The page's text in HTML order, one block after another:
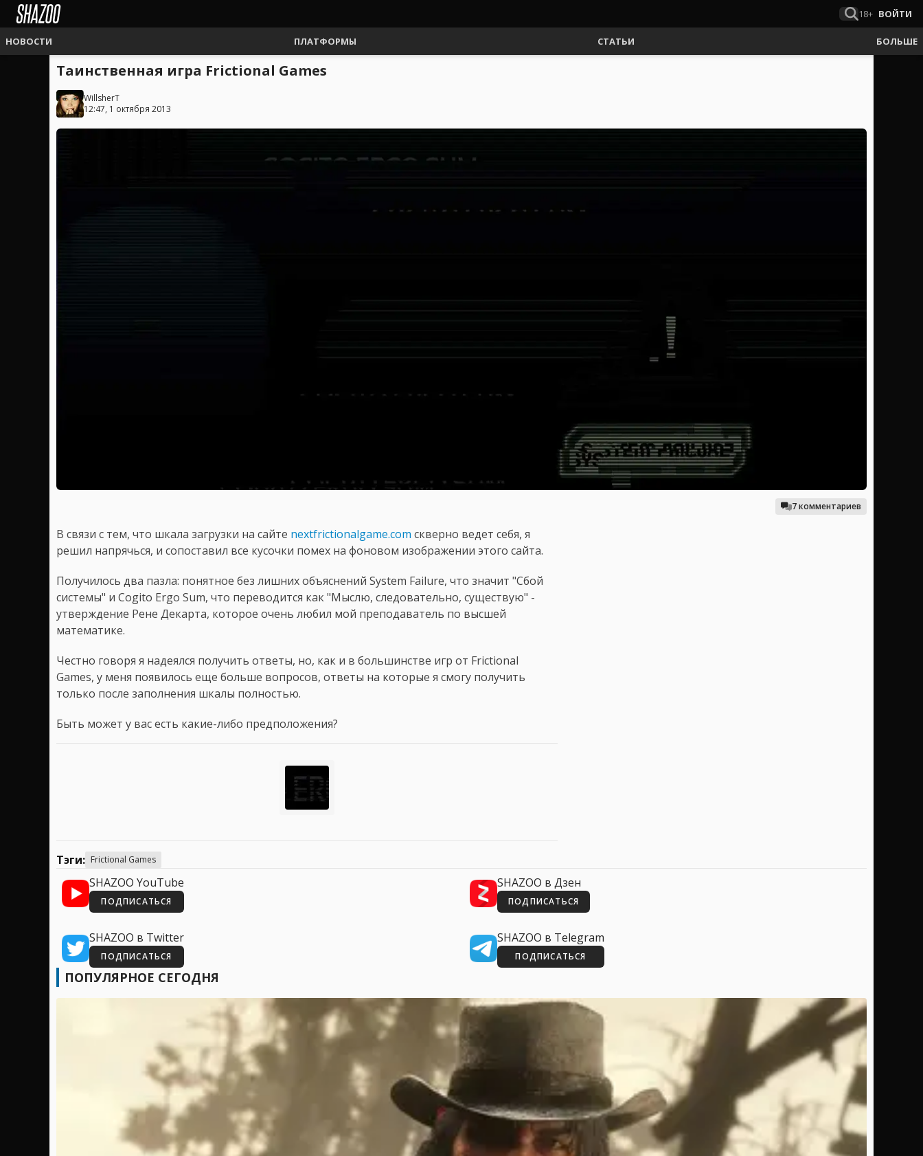
18+ ВОЙТИ
НОВОСТИ ПЛАТФОРМЫ СТАТЬИ БОЛЬШЕ
Таинственная игра Frictional Games
WillsherT
12:47, 1 октября 2013
7 комментариев
В связи с тем, что шкала загрузки на сайте nextfrictionalgame.com скверно ведет себя, я
решил напрячься, и сопоставил все кусочки помех на фоновом изображении этого сайта.
Получилось два пазла: понятное без лишних объяснений System Failure, что значит "Сбой
системы" и Cogito Ergo Sum, что переводится как "Мыслю, следовательно, существую" -
утверждение Рене Декарта, которое очень любил мой преподаватель по высшей
математике.
Честно говоря я надеялся получить ответы, но, как и в большинстве игр от Frictional
Games, у меня появилось еще больше вопросов, ответы на которые я смогу получить
только после заполнения шкалы полностью.
Быть может у вас есть какие-либо предположения?
Тэги: Frictional Games
SHAZOO YouTube
ПОДПИСАТЬСЯ
SHAZOO в Дзен
ПОДПИСАТЬСЯ
SHAZOO в Twitter
ПОДПИСАТЬСЯ
SHAZOO в Telegram
ПОДПИСАТЬСЯ
ПОПУЛЯРНОЕ СЕГОДНЯ